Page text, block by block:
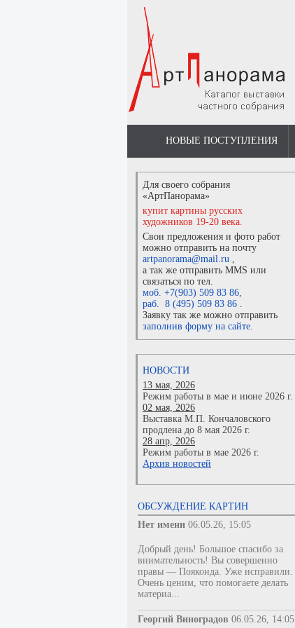
НОВЫЕ ПОСТУПЛЕНИЯ
Для своего собрания
«АртПанорама»
купит картины русских
художников 19-20 века.
Свои предложения и фото работ
можно отправить на почту
artpanorama@mail.ru ,
а так же отправить MMS или
связаться по тел.
моб. +7(903) 509 83 86,
раб. 8 (495) 509 83 86 .
Заявку так же можно отправить
заполнив форму на сайте.
НОВОСТИ
13 мая, 2026
Режим работы в мае и июне 2026 г.
02 мая, 2026
Выставка М.П. Кончаловского
продлена до 8 мая 2026 г.
28 апр, 2026
Режим работы в мае 2026 г.
Архив новостей
ОБСУЖДЕНИЕ КАРТИН
Нет имени 06.05.26, 15:05
Добрый день! Большое спасибо за
внимательность! Вы совершенно
правы — Пояконда. Уже исправили.
Очень ценим, что помогаете делать
материа...
Георгий Виноградов 06.05.26, 14:05